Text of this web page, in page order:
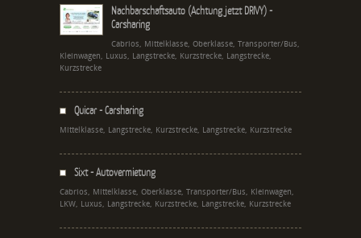
Nachbarschaftsauto (Achtung jetzt DRIVY) -
Carsharing
Cabrios, Mittelklasse, Oberklasse, Transporter/Bus,
Kleinwagen, Luxus, Langstrecke, Kurzstrecke, Langstrecke,
Kurzstrecke
Quicar - Carsharing
Mittelklasse, Langstrecke, Kurzstrecke, Langstrecke, Kurzstrecke
Sixt - Autovermietung
Cabrios, Mittelklasse, Oberklasse, Transporter/Bus, Kleinwagen,
LKW, Luxus, Langstrecke, Kurzstrecke, Langstrecke, Kurzstrecke